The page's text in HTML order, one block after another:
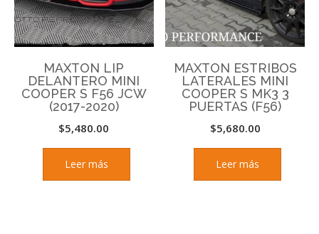
MAXTON LIP
DELANTERO MINI
COOPER S F56 JCW
(2017-2020)
$5,480.00
Leer más
MAXTON ESTRIBOS
LATERALES MINI
COOPER S MK3 3
PUERTAS (F56)
$5,680.00
Leer más